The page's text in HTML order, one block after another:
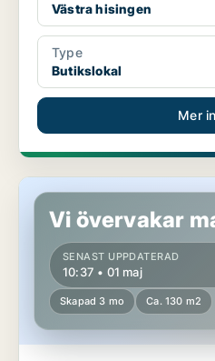
Västra hisingen
Type
Butikslokal
Mer
Butikslokal i Västra hisingen
Vi övervakar
SENAST UPPDATERAD
10:37 • 01 maj
Skapad 3 mo Ca. 130 m2